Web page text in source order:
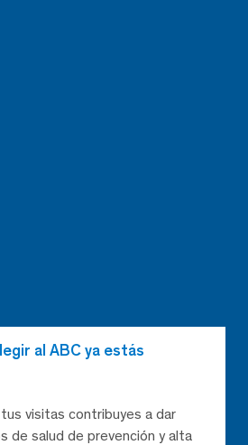
al ABC ya estás
visitas contribuyes a dar
de salud de prevención y alta